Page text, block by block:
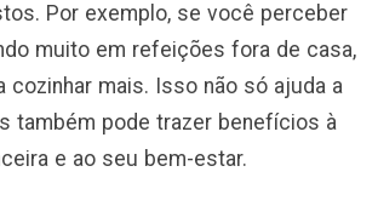
Por exemplo, se você perceber
muito em refeições fora de casa,
cozinhar mais. Isso não só ajuda a
também pode trazer benefícios à
e ao seu bem-estar.